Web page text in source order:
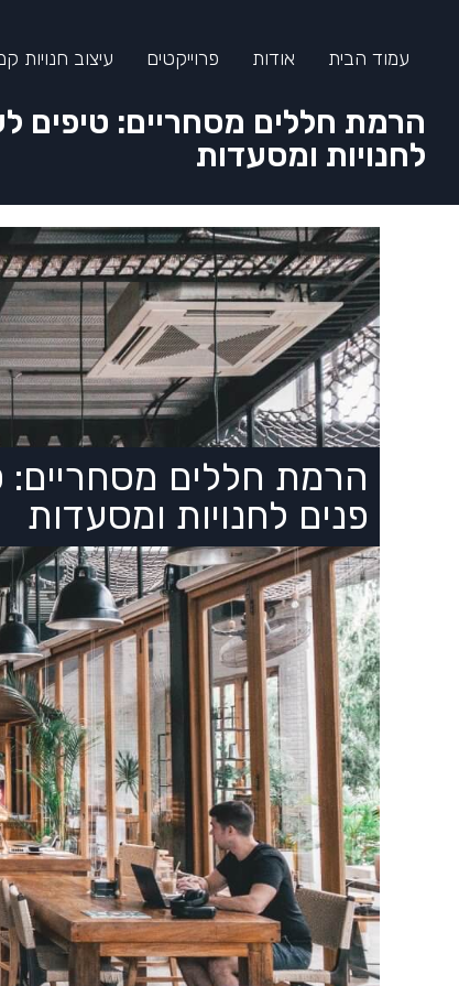
עמוד הבית אודות פרוייקטים עיצוב חנויות
הרמת חללים מסחריים: טיפים
לחנויות ומסעדות
הרמת חללים מסחריים:
פנים לחנויות ומסעדות